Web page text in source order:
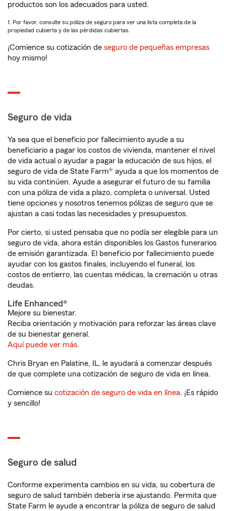
productos son los adecuados para usted.
1. Por favor, consulte su póliza de seguro para ver una lista completa de la
propiedad cubierta y de las pérdidas cubiertas.
¡Comience su cotización de seguro de pequeñas empresas
hoy mismo!
Seguro de vida
Ya sea que el beneficio por fallecimiento ayude a su
beneficiario a pagar los costos de vivienda, mantener el nivel
de vida actual o ayudar a pagar la educación de sus hijos, el
seguro de vida de State Farm® ayuda a que los momentos de
su vida continúen. Ayude a asegurar el futuro de su familia
con una póliza de vida a plazo, completa o universal. Usted
tiene opciones y nosotros tenemos pólizas de seguro que se
ajustan a casi todas las necesidades y presupuestos.
Por cierto, si usted pensaba que no podía ser elegible para un
seguro de vida, ahora están disponibles los Gastos funerarios
de emisión garantizada. El beneficio por fallecimiento puede
ayudar con los gastos finales, incluyendo el funeral, los
costos de entierro, las cuentas médicas, la cremación u otras
deudas.
Life Enhanced®
Mejore su bienestar.
Reciba orientación y motivación para reforzar las áreas clave
de su bienestar general.
Aquí puede ver más.
Chris Bryan en Palatine, IL, le ayudará a comenzar después
de que complete una cotización de seguro de vida en línea.
Comience su cotización de seguro de vida en línea. ¡Es rápido
y sencillo!
Seguro de salud
Conforme experimenta cambios en su vida, su cobertura de
seguro de salud también debería irse ajustando. Permita que
State Farm le ayude a encontrar la póliza de seguro de salud